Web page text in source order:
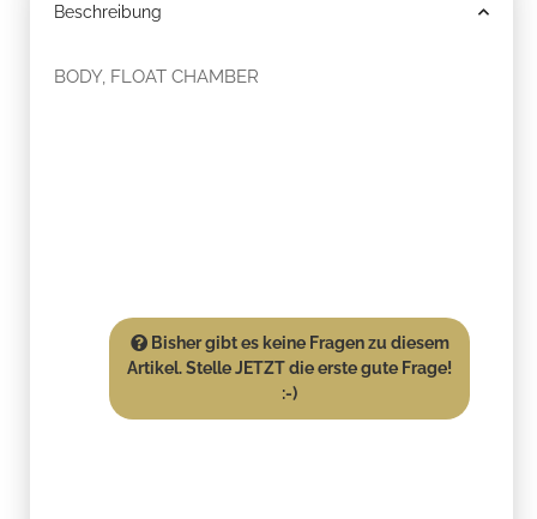
Beschreibung
BODY, FLOAT CHAMBER
Bisher gibt es keine Fragen zu diesem
Artikel. Stelle JETZT die erste gute Frage!
:-)